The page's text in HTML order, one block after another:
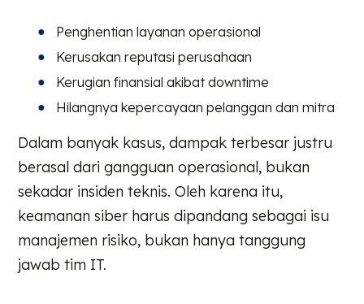
Penghentian layanan operasional
Kerusakan reputasi perusahaan
Kerugian finansial akibat downtime
Hilangnya kepercayaan pelanggan dan mitra
Dalam banyak kasus, dampak terbesar justru
berasal dari gangguan operasional, bukan
sekadar insiden teknis. Oleh karena itu,
keamanan siber harus dipandang sebagai isu
manajemen risiko, bukan hanya tanggung
jawab tim IT.